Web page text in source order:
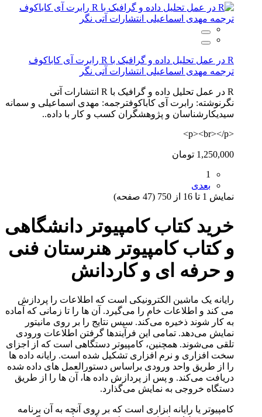
R در عمل تحلیل داده و گرافیک با R رابرت آی کاباکوف
ترجمه مهدی اسماعیلی انتشارات آتی نگر
R در عمل تحلیل داده و گرافیک با R انتشارات آتی
نگرنوشته: رابرت آی کاباکوفترجمه: مهدی اسماعیلی و سمانه
سیدیکارشناسان و پژوهشگران کسب و کار با داده..
<p><br></p>
1,250,000 تومان
1
بعدی
نمايش 1 تا 16 از 750 (47 صفحه)
خرید کتاب کامپیوتر دانشگاهی
و کتاب کامپیوتر هنرستان فنی
و حرفه ای و کاردانش
رایانه یک ماشین الکترونیکی است که اطلاعات را پردازش
می کند و اطلاعات خام را می‌گیرد. آن ها را تا زمانی که آماده
به کار شوند ذخیره می‌کند. سپس نتایج را بر روی مانیتور
نمایش می‌دهد. تمامی این فرآیندها گرفتن اطلاعات ورودی
تلقی می‌شوند. همچنین، کامپیوتر دستگاهی است که از اجزای
سخت افزاری و نرم افزاری تشکیل شده است. رایانه داده ها
را از طریق واحد ورودی براساس دستورالعمل های داده شده
دریافت می‌کند. و پس از پردازش داده ها، آن ها را از طریق
دستگاه خروجی به نمایش می‌گذارد.
کامپیوتر یا رایانه ابزاری است که بر روی آنچه به آن برنامه